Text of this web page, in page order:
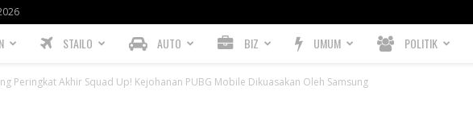
STAILO AUTO BIZ UMUM POLITIK
Peringkat Akhir Squad Up! Kejohanan PUBG Mobile Dikuasakan Oleh Samsung